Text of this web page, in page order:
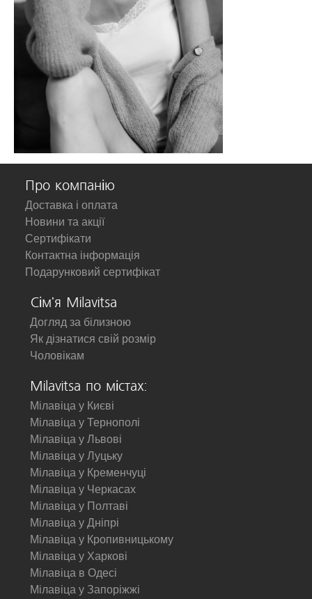
Про компанію
Доставка і оплата
Новини та акції
Сертифікати
Контактна інформація
Подарунковий сертифікат
Сім'я Milavitsa
Догляд за білизною
Як дізнатися свій розмір
Чоловікам
Milavitsa по містах:
Мілавіца у Києві
Мілавіца у Тернополі
Мілавіца у Львові
Мілавіца у Луцьку
Мілавіца у Кременчуці
Мілавіца у Черкасах
Мілавіца у Полтаві
Мілавіца у Дніпрі
Мілавіца у Кропивницькому
Мілавіца у Харкові
Мілавіца в Одесі
Мілавіца у Запоріжжі